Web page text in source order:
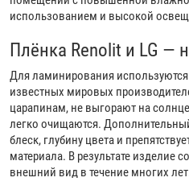
использованием и высокой
Плёнка Renolit и LG —
Для ламинирования
известных мировых
царапинам, не выгорают на
легко очищаются.
блеск, глубину цвета и
материала. В результате изделие
внешний вид в течение многих